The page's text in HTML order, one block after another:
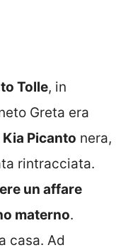
Tolle, in
Greta era
Kia Picanto nera,
rintracciata.
un affare
materno.
casa. Ad